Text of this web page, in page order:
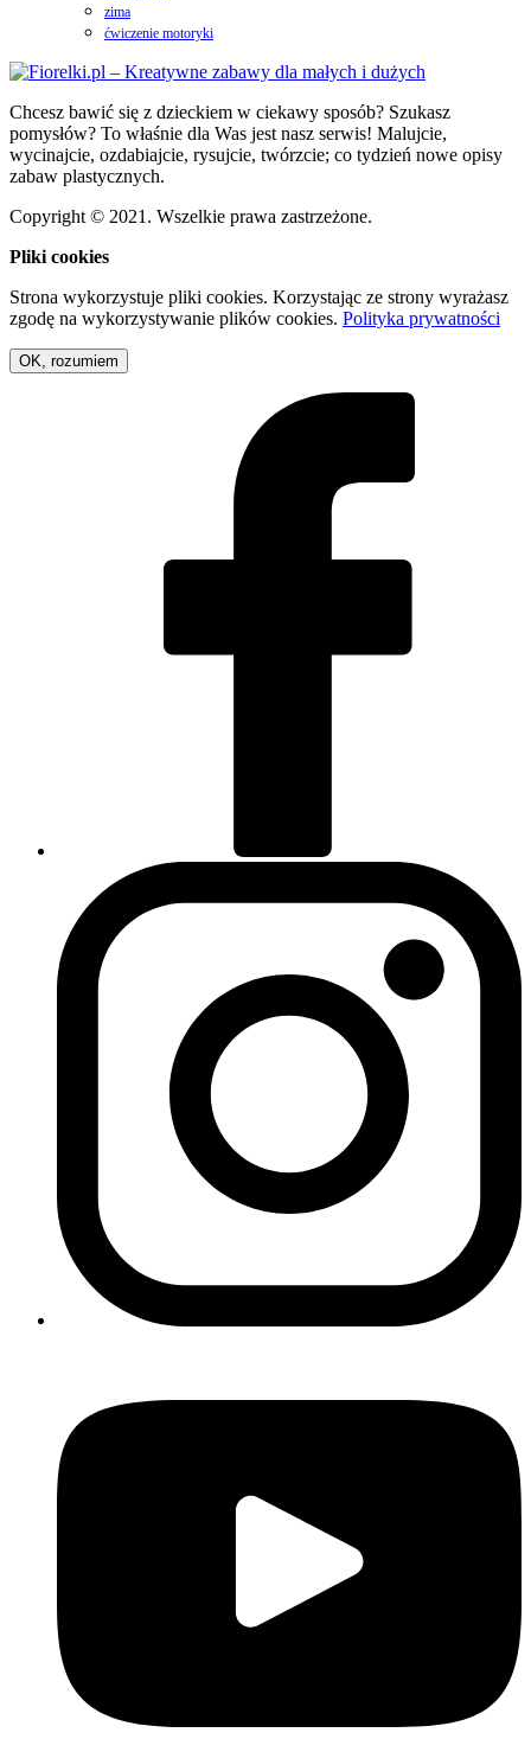
zima
ćwiczenie motoryki
Chcesz bawić się z dzieckiem w ciekawy sposób? Szukasz
pomysłów? To właśnie dla Was jest nasz serwis! Malujcie,
wycinajcie, ozdabiajcie, rysujcie, twórzcie; co tydzień nowe opisy
zabaw plastycznych.
Copyright © 2021. Wszelkie prawa zastrzeżone.
Pliki cookies
Strona wykorzystuje pliki cookies. Korzystając ze strony wyrażasz
zgodę na wykorzystywanie plików cookies. Polityka prywatności
OK, rozumiem